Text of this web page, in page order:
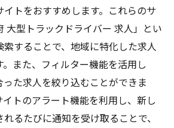
トをおすすめします。これらのサ
大型トラックドライバー 求人」とい
索することで、地域に特化した求人
また、フィルター機能を活用し
た求人を絞り込むことができま
トのアラート機能を利用し、新し
るたびに通知を受け取ることで、